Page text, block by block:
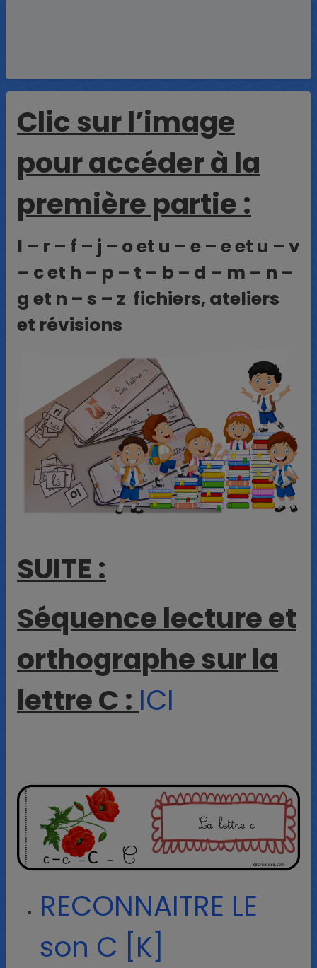
Clic sur l’image
pour accéder à la
première partie :
l – r – f – j – o et u – e – e et u – v
– c et h – p – t – b – d – m – n –
g et n – s – z fichiers, ateliers
et révisions
SUITE :
Séquence lecture et
orthographe sur la
lettre C : ICI
RECONNAITRE LE
son C [K]